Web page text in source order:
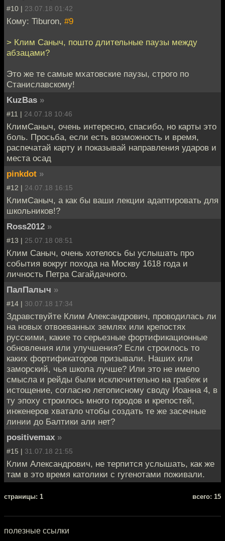
#10 | 23.07.18 01:42
Кому: Tiburon, #9
> Клим Саныч, пошто длительные паузы между
абзацами?
Это же те самые мхатовские паузы, строго по
Станиславскому!
KuzBas »
#11 | 24.07.18 10:46
КлимСаныч, очень интересно, спасибо, но карты это
боль. Просьба, если есть возможность и время,
распечатай карту и показывай направления ударов и
места осад
pinkdot »
#12 | 24.07.18 16:15
КлимСаныч, а как бы ваши лекции адаптировать для
школьников!?
Ross2012 »
#13 | 25.07.18 08:51
Клим Саныч, очень хотелось бы услышать про
события вокруг похода на Москву 1618 года и
личность Петра Сагайдачного.
ПалПалыч »
#14 | 30.07.18 17:34
Здравствуйте Клим Александрович, проводилась ли
на новых отвоеванных землях или крепостях
русскими, какие то серьезные фортификационные
обновления или улучшения? Если строилось то
каких фортификаторов призывали. Наших или
заморский, чья школа лучше? Или это не имело
смысла и рейды были исключительно на грабеж и
истощение, согласно летописному своду Иоанна 4, в
ту эпоху строилось много городов и крепостей,
инженеров хватало чтобы создать те же засечные
линии до Балтики али нет?
positivemax »
#15 | 31.07.18 21:55
Клим Александрович, не терпится услышать, как же
там в это время католики с гугенотами поживали.
cтраницы: 1 всего: 15
полезные ссылки